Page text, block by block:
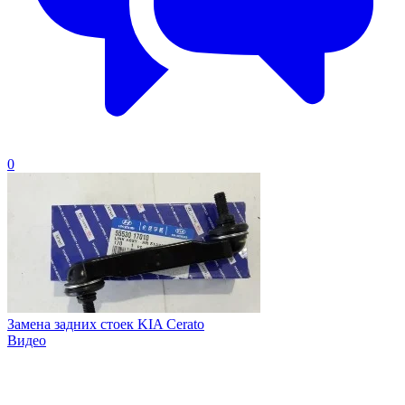
0
Замена задних стоек KIA Cerato
Видео